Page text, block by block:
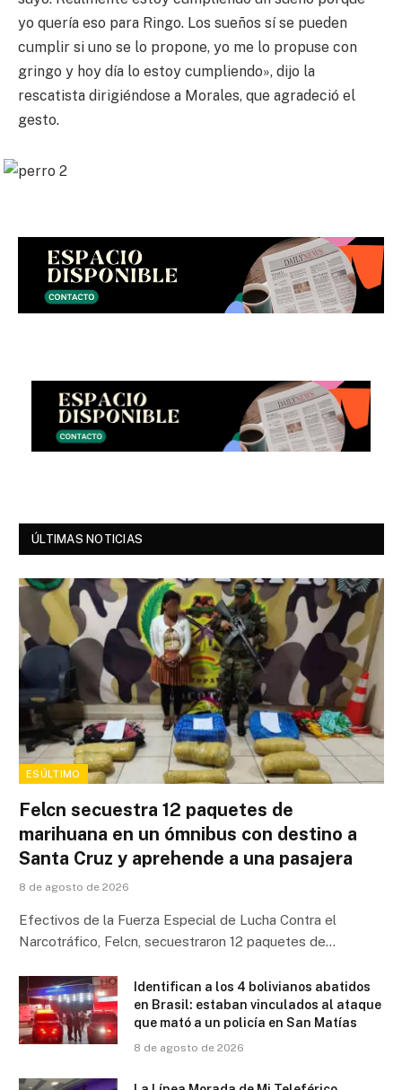
yo quería eso para Ringo. Los sueños sí se pueden
cumplir si uno se lo propone, yo me lo propuse con
gringo y hoy día lo estoy cumpliendo», dijo la
rescatista dirigiéndose a Morales, que agradeció el
gesto.
ÚLTIMAS NOTICIAS
ESÚLTIMO
Felcn secuestra 12 paquetes de
marihuana en un ómnibus con destino a
Santa Cruz y aprehende a una pasajera
8 de agosto de 2026
Efectivos de la Fuerza Especial de Lucha Contra el
Narcotráfico, Felcn, secuestraron 12 paquetes de…
Identifican a los 4 bolivianos abatidos
en Brasil: estaban vinculados al ataque
que mató a un policía en San Matías
8 de agosto de 2026